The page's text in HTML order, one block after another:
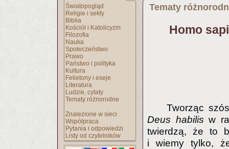
Światopogląd
Religie i sekty
Biblia
Kościół i Katolicyzm
Filozofia
Nauka
Społeczeństwo
Prawo
Państwo i polityka
Kultura
Felietony i eseje
Literatura
Ludzie, cytaty
Tematy różnorodne
Znalezione w sieci
Współpraca
Pytania i odpowiedzi
Listy od czytelników
Tematy
Homo
Tworząc
Deus habilis w
twierdzą, że to
i wiemy tylko,